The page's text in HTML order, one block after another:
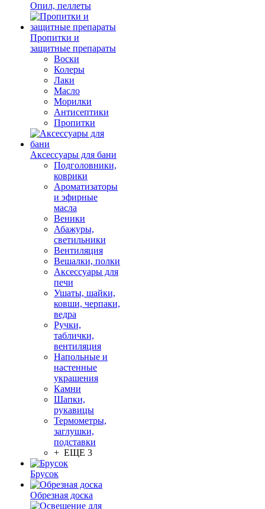
Опил, пеллеты
Пропитки и
защитные препараты
Воски
Колеры
Лаки
Масло
Морилки
Антисептики
Пропитки
Аксессуары для бани
Подголовники,
коврики
Ароматизаторы
и эфирные
масла
Веники
Абажуры,
светильники
Вентиляция
Вешалки, полки
Аксессуары для
печи
Ушаты, шайки,
ковши, черпаки,
ведра
Ручки,
таблички,
вентиляция
Напольные и
настенные
украшения
Камни
Шапки,
рукавицы
Термометры,
заглушки,
подставки
+ ЕЩЕ 3
Брусок
Обрезная доска